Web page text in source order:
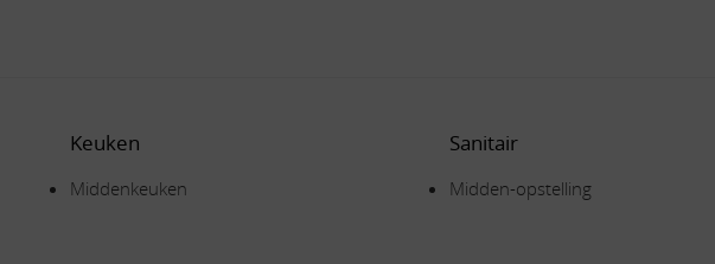
Keuken
Middenkeuken
Sanitair
Midden-opstelling